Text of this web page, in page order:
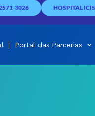
3026 HOSPITAL
Portal das Parcerias